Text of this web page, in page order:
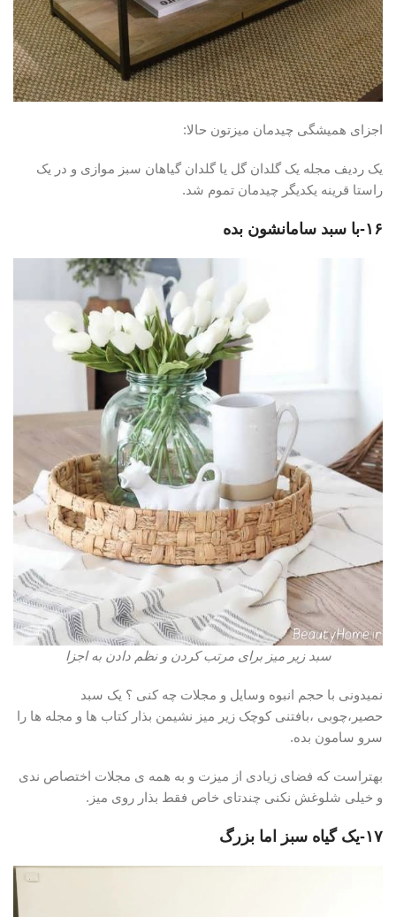
اجزای همیشگی چیدمان میزتون حالا:
یک ردیف مجله یک گلدان گل یا گلدان گیاهان سبز موازی و در یک
راستا قرینه یکدیگر چیدمان تموم شد.
۱۶-با سبد سامانشون بده
سبد زیر میز برای مرتب کردن و نظم دادن به اجزا
نمیدونی با حجم انبوه وسایل و مجلات چه کنی ؟ یک سبد
حصیر،چوبی ،‌بافتنی کوچک زیر میز نشیمن بذار کتاب ها و مجله ها را
سرو سامون بده.
بهتراست که فضای زیادی از میزت و به همه ی مجلات اختصاص ندی
و خیلی شلوغش نکنی چندتای خاص فقط بذار روی میز.
۱۷-یک گیاه سبز اما بزرگ